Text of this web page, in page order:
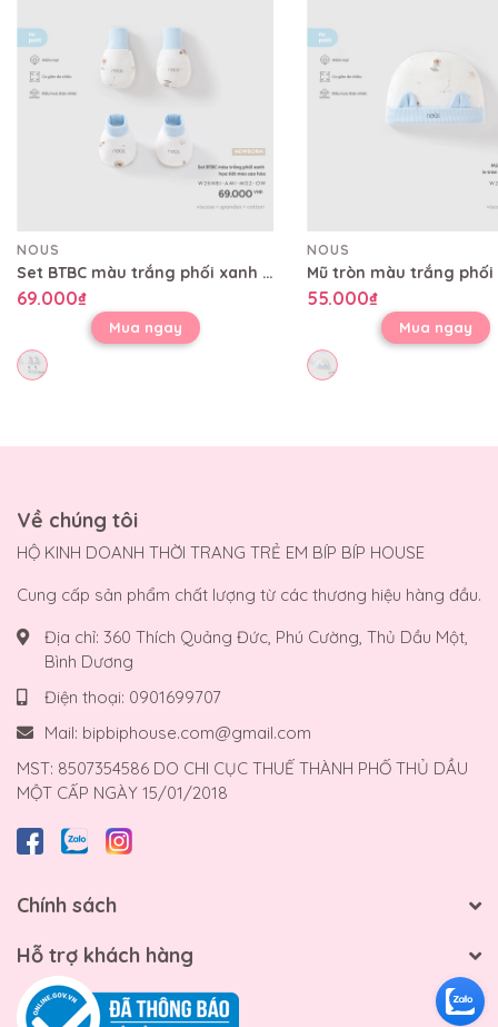
NOUS
Set BTBC màu trắng phối xanh họa tiết mèo sao hỏa
69.000₫
Mua ngay
NOUS
55.000₫
Mua ngay
Về chúng tôi
HỘ KINH DOANH THỜI TRANG TRẺ EM BÍP BÍP HOUSE
Cung cấp sản phẩm chất lượng từ các thương hiệu hàng đầu.
Địa chỉ: 360 Thích Quảng Đức, Phú Cường, Thủ Dầu Một,
Bình Dương
Điện thoại: 0901699707
Mail: bipbiphouse.com@gmail.com
MST: 8507354586 DO CHI CỤC THUẾ THÀNH PHỐ THỦ DẦU
MỘT CẤP NGÀY 15/01/2018
Chính sách
Hỗ trợ khách hàng